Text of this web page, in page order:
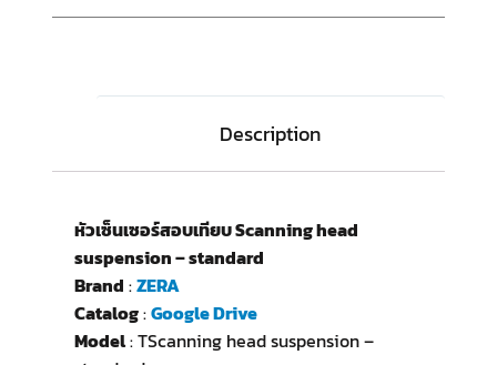
Description
หัวเซ็นเซอร์สอบเทียบ Scanning head
suspension – standard
Brand :ZERA
Catalog:Google Drive
Model: TScanning head suspension –